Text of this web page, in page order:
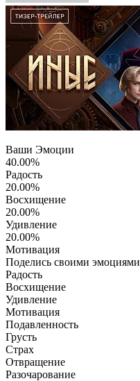
Ваши Эмоции
40.00%
Радость
20.00%
Восхищение
20.00%
Удивление
20.00%
Мотивация
Поделись своими эмоциями
Радость
Восхищение
Удивление
Мотивация
Подавленность
Грусть
Страх
Отвращение
Разочарование